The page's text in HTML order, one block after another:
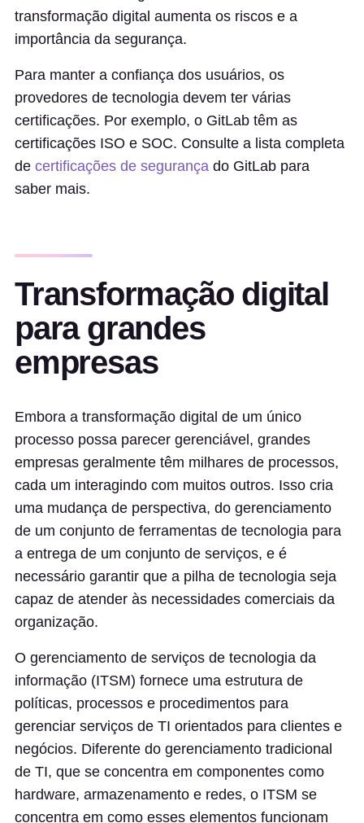
transformação digital aumenta os riscos e a
importância da segurança.
Para manter a confiança dos usuários, os
provedores de tecnologia devem ter várias
certificações. Por exemplo, o GitLab têm as
certificações ISO e SOC. Consulte a lista completa
de certificações de segurança do GitLab para
saber mais.
Transformação digital
para grandes
empresas
Embora a transformação digital de um único
processo possa parecer gerenciável, grandes
empresas geralmente têm milhares de processos,
cada um interagindo com muitos outros. Isso cria
uma mudança de perspectiva, do gerenciamento
de um conjunto de ferramentas de tecnologia para
a entrega de um conjunto de serviços, e é
necessário garantir que a pilha de tecnologia seja
capaz de atender às necessidades comerciais da
organização.
O gerenciamento de serviços de tecnologia da
informação (ITSM) fornece uma estrutura de
políticas, processos e procedimentos para
gerenciar serviços de TI orientados para clientes e
negócios. Diferente do gerenciamento tradicional
de TI, que se concentra em componentes como
hardware, armazenamento e redes, o ITSM se
concentra em como esses elementos funcionam